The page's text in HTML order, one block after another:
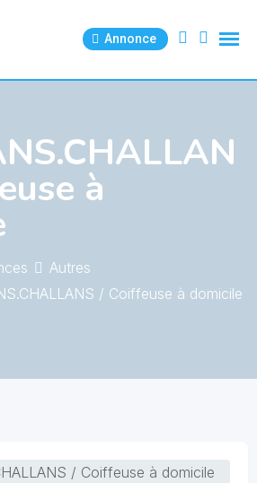
Annonce
à
Autres
/ Coiffeuse à domicile